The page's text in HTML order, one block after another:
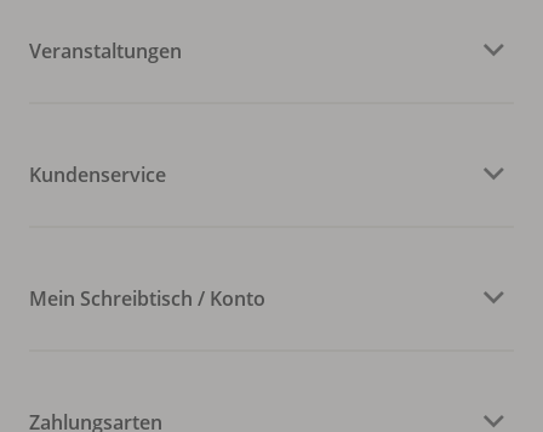
Veranstaltungen
Kundenservice
Mein Schreibtisch / Konto
Zahlungsarten